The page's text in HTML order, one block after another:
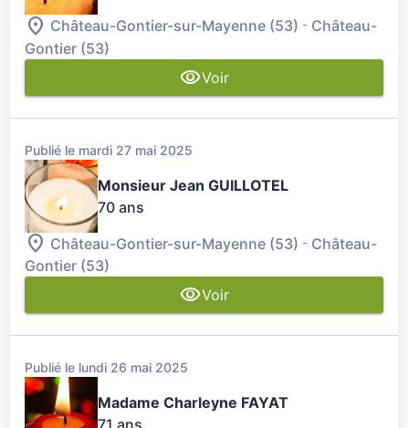
Château-Gontier-sur-Mayenne (53) - Château-
Gontier (53)
Voir
Publié le mardi 27 mai 2025
Monsieur Jean GUILLOTEL
70 ans
Château-Gontier-sur-Mayenne (53) - Château-
Gontier (53)
Voir
Publié le lundi 26 mai 2025
Madame Charleyne FAYAT